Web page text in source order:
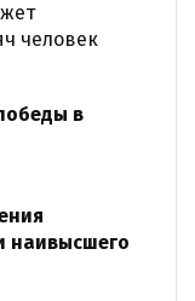
человек
в
наивысшего